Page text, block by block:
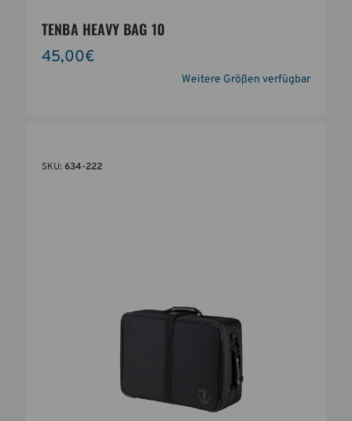
TENBA HEAVY BAG 10
45,00€
Weitere Größen verfügbar
SKU: 634-222